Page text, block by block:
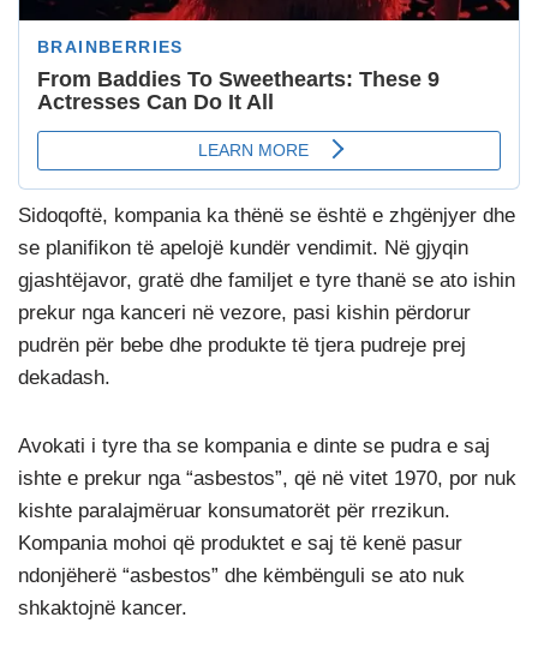
Sidoqoftë, kompania ka thënë se është e zhgënjyer dhe
se planifikon të apelojë kundër vendimit. Në gjyqin
gjashtëjavor, gratë dhe familjet e tyre thanë se ato ishin
prekur nga kanceri në vezore, pasi kishin përdorur
pudrën për bebe dhe produkte të tjera pudreje prej
dekadash.
Avokati i tyre tha se kompania e dinte se pudra e saj
ishte e prekur nga “asbestos”, që në vitet 1970, por nuk
kishte paralajmëruar konsumatorët për rrezikun.
Kompania mohoi që produktet e saj të kenë pasur
ndonjëherë “asbestos” dhe këmbënguli se ato nuk
shkaktojnë kancer.